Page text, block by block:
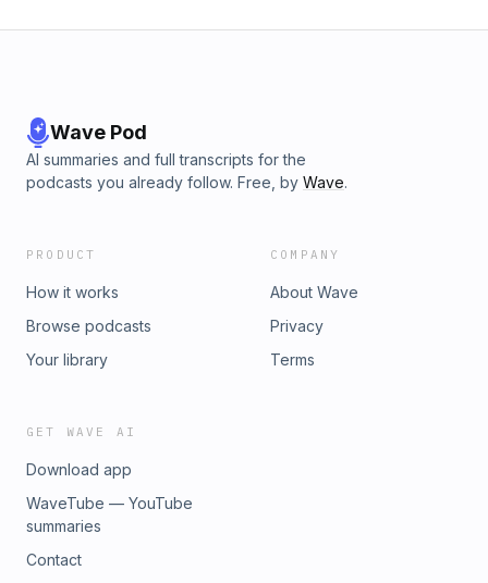
Wave Pod
AI summaries and full transcripts for the
podcasts you already follow. Free, by Wave.
PRODUCT
How it works
Browse podcasts
Your library
COMPANY
About Wave
Privacy
Terms
GET WAVE AI
Download app
WaveTube — YouTube
summaries
Contact